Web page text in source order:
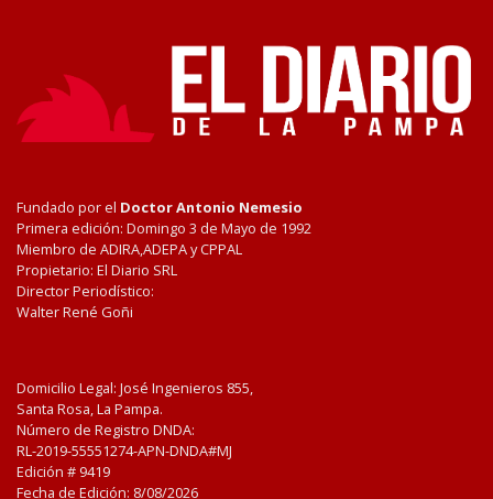
Fundado por el Doctor Antonio Nemesio
Primera edición: Domingo 3 de Mayo de 1992
Miembro de ADIRA,ADEPA y CPPAL
Propietario: El Diario SRL
Director Periodístico:
Walter René Goñi
Domicilio Legal: José Ingenieros 855,
Santa Rosa, La Pampa.
Número de Registro DNDA:
RL-2019-55551274-APN-DNDA#MJ
Edición # 9419
Fecha de Edición: 8/08/2026